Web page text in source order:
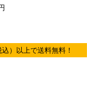
）以上で送料無料！